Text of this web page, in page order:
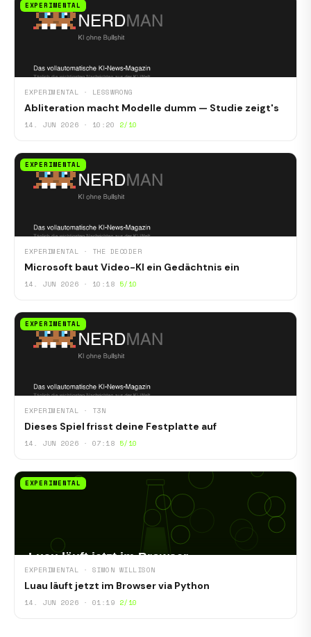
EXPERIMENTAL
EXPERIMENTAL · LESSWRONG
Abliteration macht Modelle dumm — Studie zeigt's
14. JUN 2026 · 10:20 2/10
EXPERIMENTAL
EXPERIMENTAL · THE DECODER
Microsoft baut Video-KI ein Gedächtnis ein
14. JUN 2026 · 10:18 5/10
EXPERIMENTAL
EXPERIMENTAL · T3N
Dieses Spiel frisst deine Festplatte auf
14. JUN 2026 · 07:18 5/10
EXPERIMENTAL
EXPERIMENTAL · SIMON WILLISON
Luau läuft jetzt im Browser via Python
14. JUN 2026 · 01:19 2/10